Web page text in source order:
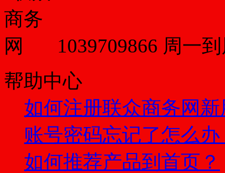
1039709866 周一
帮助中心
如何注册联众商务网
账号密码忘记了怎么办
如何推荐产品到首页？